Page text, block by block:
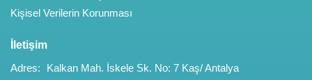
Kişisel Verilerin Korunması
İletişim
Adres:
Kalkan Mah. İskele Sk. No: 7 Kaş/ Antalya